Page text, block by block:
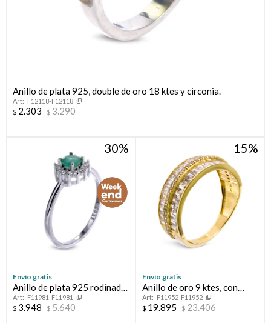
Anillo de plata 925, double de oro 18 ktes y circonia.
F12118-F12118
$ 2.303 $3.290
30
Envío gratis
Anillo de plata 925 rodinada
con esmaralda y circonias.
F11981-F11981
$ 3.948 $5.640
15
Envío gratis
Anillo de oro 9 ktes, con
circonias.
F11952-F11952
$ 19.895 $23.406